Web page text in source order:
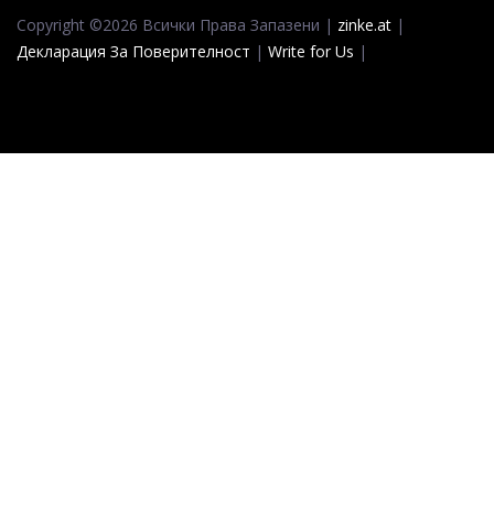
Copyright ©2026 Всички Права Запазени | zinke.at |
Декларация За Поверителност | Write for Us |